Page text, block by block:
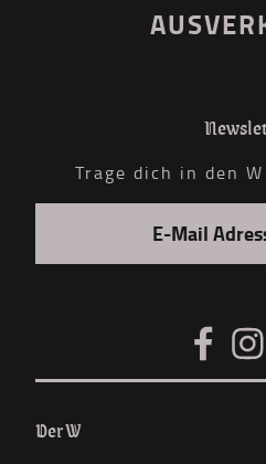
Trage dich in den
Der W